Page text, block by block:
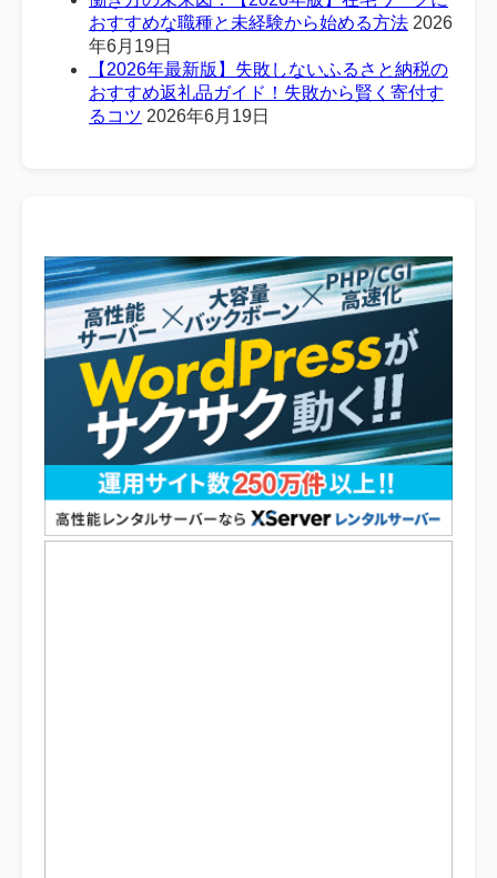
おすすめな職種と未経験から始める方法 2026
年6月19日
【2026年最新版】失敗しないふるさと納税の
おすすめ返礼品ガイド！失敗から賢く寄付す
るコツ 2026年6月19日